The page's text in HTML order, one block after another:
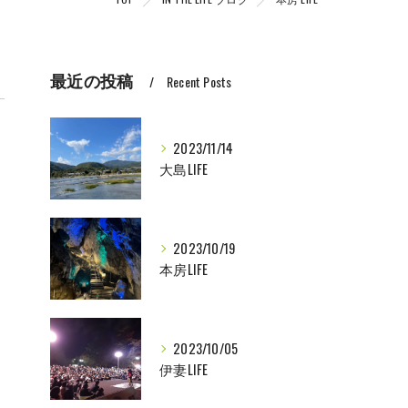
最近の投稿 Recent Posts
2023/11/14
大島LIFE
2023/10/19
本房LIFE
2023/10/05
伊妻LIFE